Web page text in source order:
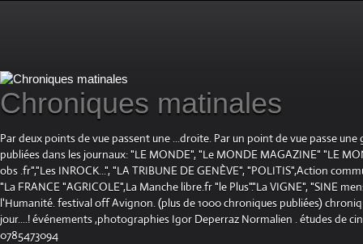
Chroniques matinales
Par deux points de vue passent une ...droite. Par un point de vue passe
publiées dans les journaux: "LE MONDE", "Le MONDE MAGAZINE" "LE
obs .fr","Les INROCK...", "LA TRIBUNE DE GENÈVE", "POLITIS",Action
"La FRANCE "AGRICOLE",La Manche libre.fr "le Plus"."La VIGNE", "SINE
l'Humanité. festival off Avignon. (plus de 1000 chroniques publiées)
jour....! événements ,photographies Igor Deperraz Normalien . études de
0785473094